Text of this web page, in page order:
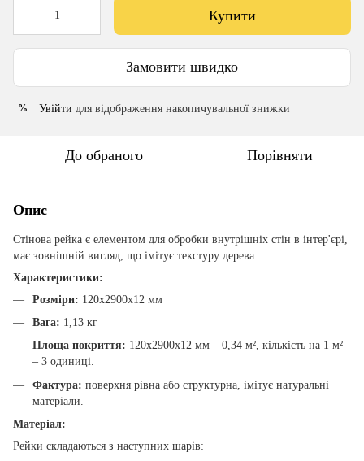
Купити
Замовити швидко
% Увійти для відображення накопичувальної знижки
До обраного Порівняти
Опис
Стінова рейка є елементом для обробки внутрішніх стін в інтер'єрі,
має зовнішній вигляд, що імітує текстуру дерева.
Характеристики:
Розміри: 120х2900х12 мм
Вага: 1,13 кг
Площа покриття: 120х2900х12 мм – 0,34 м², кількість на 1 м²
– 3 одиниці.
Фактура: поверхня рівна або структурна, імітує натуральні
матеріали.
Матеріал:
Рейки складаються з наступних шарів: